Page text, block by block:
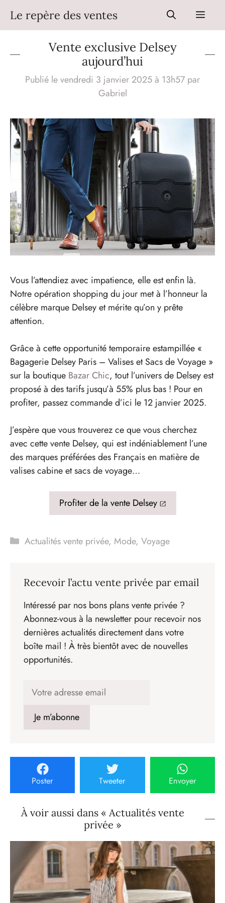
contenu
Le repère des ventes Menu
Vente exclusive Delsey
aujourd’hui
Publié le vendredi 3 janvier 2025 à 13h57 par
Gabriel
Vous l’attendiez avec impatience, elle est enfin là.
Notre opération shopping du jour met à l’honneur la
célèbre marque Delsey et mérite qu’on y prête
attention.
Grâce à cette opportunité temporaire estampillée «
Bagagerie Delsey Paris – Valises et Sacs de Voyage »
sur la boutique Bazar Chic, tout l’univers de Delsey est
proposé à des tarifs jusqu’à 55% plus bas ! Pour en
profiter, passez commande d’ici le 12 janvier 2025.
J’espère que vous trouverez ce que vous cherchez
avec cette vente Delsey, qui est indéniablement l’une
des marques préférées des Français en matière de
valises cabine et sacs de voyage…
Profiter de la vente Delsey
Catégories
Actualités vente privée, Mode, Voyage
Recevoir l’actu vente privée par email
Intéressé par nos bons plans vente privée ?
Abonnez-vous à la newsletter pour recevoir nos
dernières actualités directement dans votre
boîte mail ! À très bientôt avec de nouvelles
opportunités.
Poster Tweeter Envoyer
À voir aussi dans « Actualités vente
privée »